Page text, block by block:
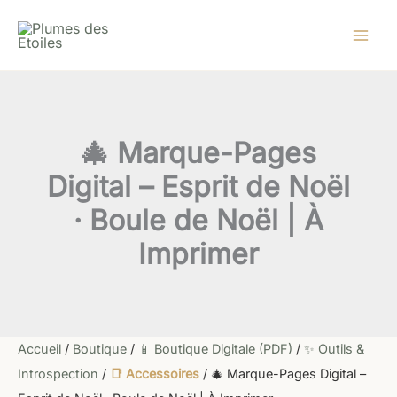
🎄 Marque-Pages
Digital – Esprit de Noël
· Boule de Noël | À
Imprimer
Accueil / Boutique / 📱 Boutique Digitale (PDF) / ✨ Outils &
Introspection / 📑 Accessoires / 🎄 Marque-Pages Digital –
de
Noël